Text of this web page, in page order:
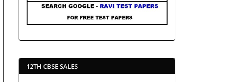
12TH CBSE SALES